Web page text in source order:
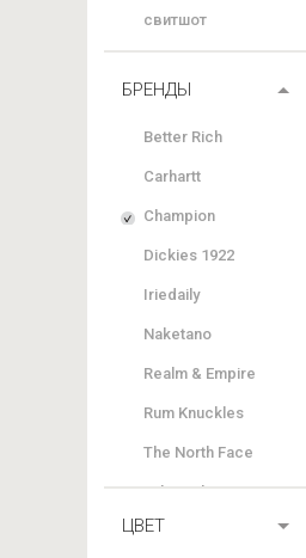
свитшот
БРЕНДЫ
Better Rich
Carhartt
Champion
Dickies 1922
Iriedaily
Naketano
Realm & Empire
Rum Knuckles
The North Face
Urban Classics
WeSC
ЦВЕТ